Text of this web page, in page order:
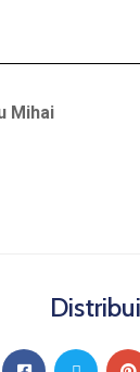
Mihai